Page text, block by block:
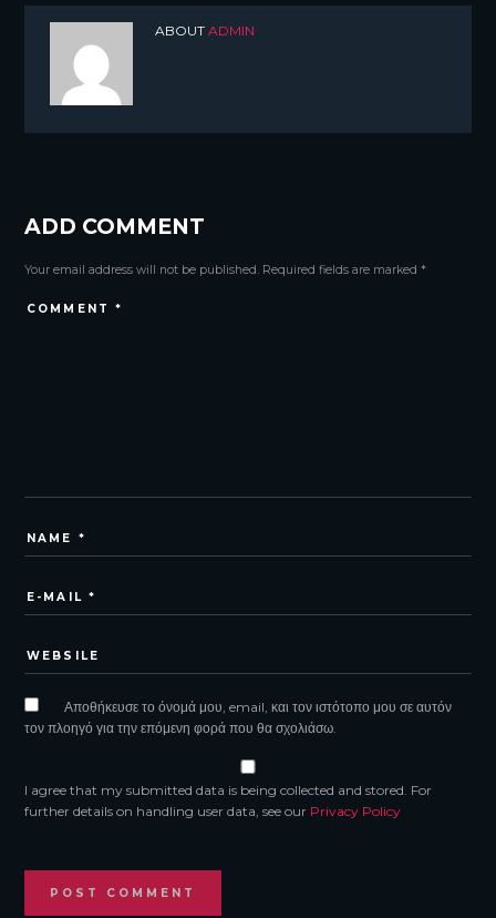
ABOUT ADMIN
ADD COMMENT
Your email address will not be published. Required fields are marked *
Αποθήκευσε το όνομά μου, email, και τον ιστότοπο μου σε αυτόν
τον πλοηγό για την επόμενη φορά που θα σχολιάσω.
I agree that my submitted data is being collected and stored. For
further details on handling user data, see our Privacy Policy